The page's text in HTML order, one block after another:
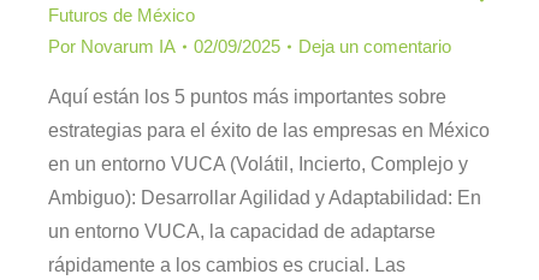
Futuros de México
Por Novarum IA 02/09/2025 Deja un comentario
Aquí están los 5 puntos más importantes sobre
estrategias para el éxito de las empresas en México
en un entorno VUCA (Volátil, Incierto, Complejo y
Ambiguo): Desarrollar Agilidad y Adaptabilidad: En
un entorno VUCA, la capacidad de adaptarse
rápidamente a los cambios es crucial. Las